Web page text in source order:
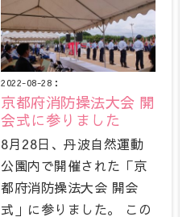
2022-08-28：
京都府消防操法大会 開
会式に参りました
8月28日、丹波自然運動
公園内で開催された「京
都府消防操法大会 開会
式」に参りました。 この